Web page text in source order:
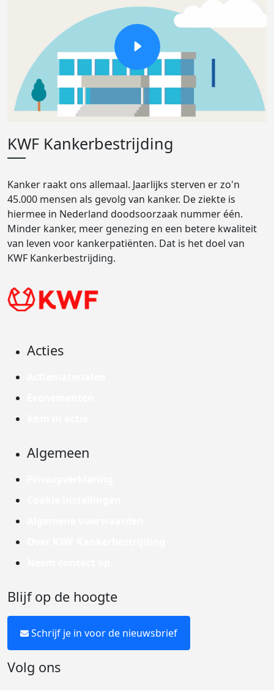
KWF Kankerbestrijding
Kanker raakt ons allemaal. Jaarlijks sterven er zo'n
45.000 mensen als gevolg van kanker. De ziekte is
hiermee in Nederland doodsoorzaak nummer één.
Minder kanker, meer genezing en een betere kwaliteit
van leven voor kankerpatiënten. Dat is het doel van
KWF Kankerbestrijding.
Acties
Algemeen
Blijf op de hoogte
Schrijf je in voor de nieuwsbrief
Volg ons